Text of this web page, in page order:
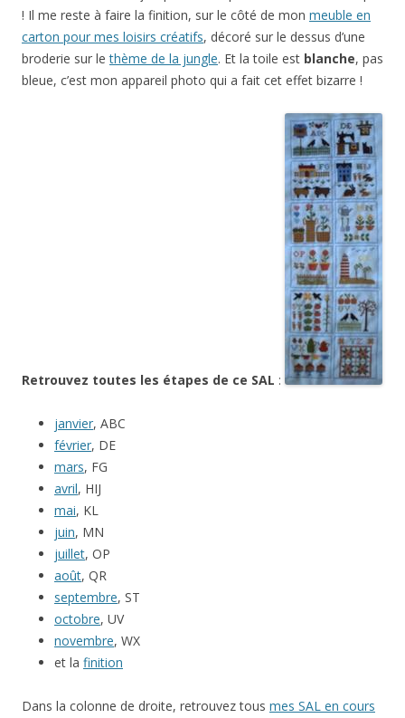
! Il me reste à faire la finition, sur le côté de mon meuble en
carton pour mes loisirs créatifs, décoré sur le dessus d’une
broderie sur lethème de la jungle. Et la toile est blanche, pas
bleue, c’est mon appareil photo qui a fait cet effet bizarre !
Retrouvez toutes les étapes de ce SAL :
janvier, ABC
février, DE
mars, FG
avril, HIJ
mai, KL
juin, MN
juillet, OP
août, QR
septembre, ST
octobre, UV
novembre, WX
et la finition
Dans la colonne de droite, retrouvez tous mes SAL en cours